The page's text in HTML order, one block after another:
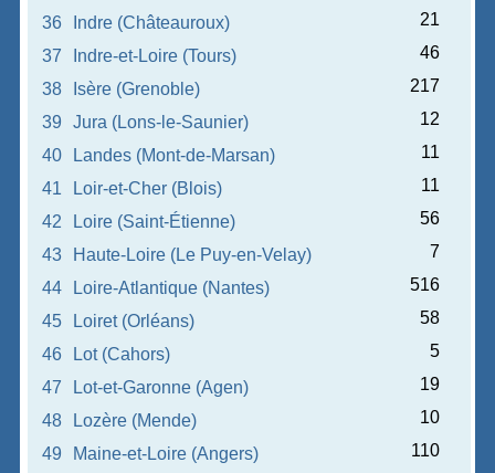
36
Indre (Châteauroux)
21
37
Indre-et-Loire (Tours)
46
38
Isère (Grenoble)
217
39
Jura (Lons-le-Saunier)
12
40
Landes (Mont-de-Marsan)
11
41
Loir-et-Cher (Blois)
11
42
Loire (Saint-Étienne)
56
43
Haute-Loire (Le Puy-en-Velay)
7
44
Loire-Atlantique (Nantes)
516
45
Loiret (Orléans)
58
46
Lot (Cahors)
5
47
Lot-et-Garonne (Agen)
19
48
Lozère (Mende)
10
49
Maine-et-Loire (Angers)
110